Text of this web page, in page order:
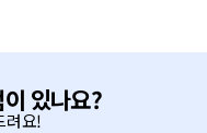
있나요?
려요!